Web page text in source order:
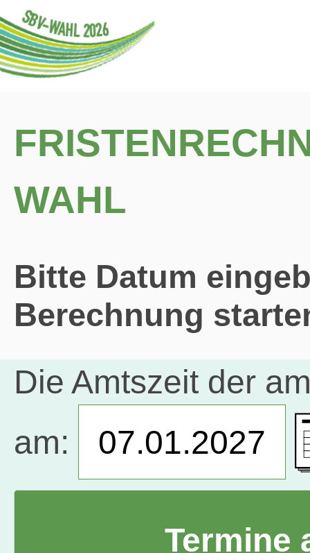
WAHL
Bitte Datum
Berechnung
Die Amtszeit der
am: